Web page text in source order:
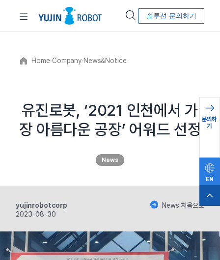
솔루션 문의하기
Home∙Company∙News&Notice
유진로봇, ‘2021 인천에서 가
장 아름다운 공장’ 어워드 선정
News
yujinrobotcorp
2023-08-30
News 처음으로
문의하
기
EN